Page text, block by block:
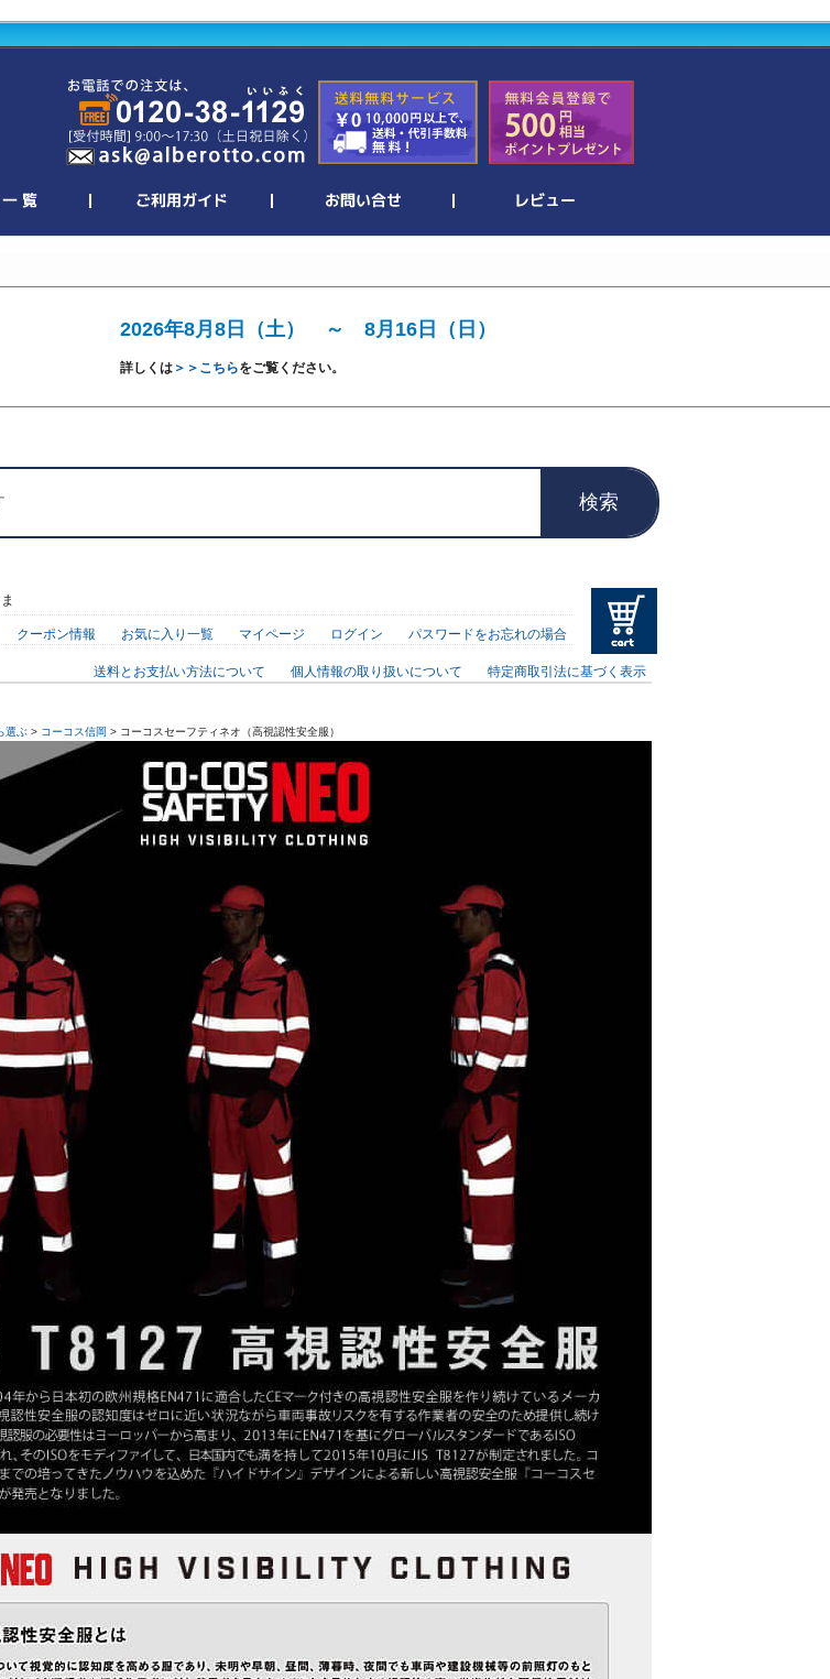
2026年8月8日（土） ～ 8月16日（日）
詳しくは＞＞こちらをご覧ください。
検索
クーポン情報 お気に入り一覧 マイページ ログイン パスワードをお忘れの場合
送料とお支払い方法について 個人情報の取り扱いについて 特定商取引法に基づく表示
選ぶ > コーコス信岡 > コーコスセーフティネオ（高視認性安全服）